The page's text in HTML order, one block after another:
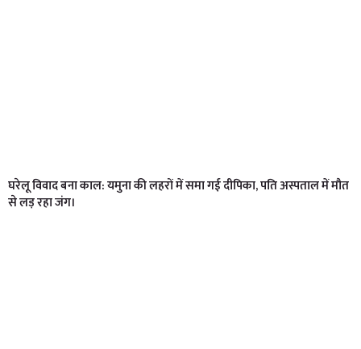
घरेलू विवाद बना काल: यमुना की लहरों में समा गई दीपिका, पति अस्पताल में मौत
से लड़ रहा जंग।